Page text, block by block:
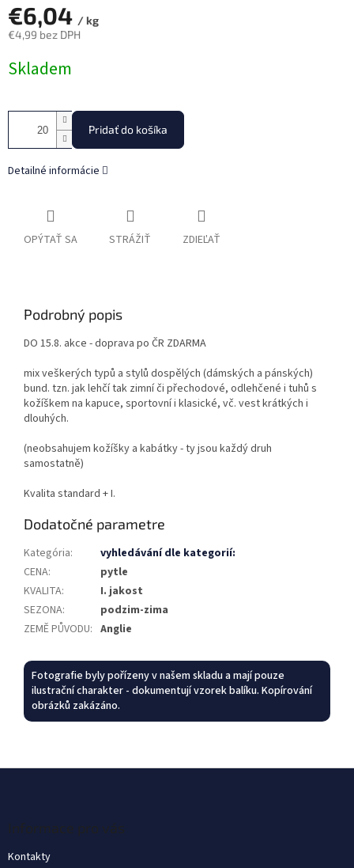
€6,04 / kg
€4,99 bez DPH
cena:
Skladem
Pridať do košíka
Detailné informácie
OPÝTAŤ SA STRÁŽIŤ ZDIEĽAŤ
Podrobný popis
DO 15.8. akce - doprava po ČR ZDARMA
mix veškerých typů a stylů dospělých (dámských a pánských)
bund. tzn. jak lehčí tak zimní či přechodové, odlehčené i tuhů s
kožíškem na kapuce, sportovní i klasické, vč. vest krátkých i
dlouhých.
(neobsahujem kožíšky a kabátky - ty jsou každý druh
samostatně)
Kvalita standard + I.
Dodatočné parametre
Kategória:
vyhledávání dle kategorií:
CENA:
pytle
KVALITA:
I. jakost
SEZONA:
podzim-zima
ZEMĚ PŮVODU: Anglie
Fotografie byly pořízeny v našem skladu a mají pouze
ilustrační charakter - dokumentují vzorek balíku. Kopírování
obrázků zakázáno.
Informace pro vás
Kontakty